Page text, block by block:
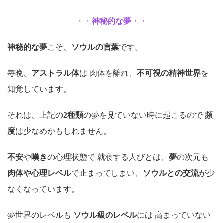
・・ 神秘的な夢 ・・
神秘的な夢こそ、 ソウルの言葉です。
毎晩、 アストラル体は 肉体を離れ、 不可視の精神世界を
知覚しています。
それは、上記の2種類の夢を見ていない時に起こるので 頻
度は少なめかもしれません。
不安や嘆きの心理状態で 就寝する人びとは、 夢の次元も
肉体や心理レベルで止まってしまい、 ソウルとの交流が少
なくなっています。
夢世界のレベルも ソウル級のレベルには 高まっていない